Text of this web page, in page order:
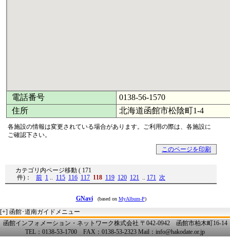
電話番号
0138-56-1570
住所
北海道函館市松陰町1-4
各施設の情報は変更されている場合があります。ご利用の際は、各施設に
ご確認下さい。
このページを印刷
カテゴリ内ページ移動 ( 171
件)： 前 1 .. 115 116 117 118 119 120 121 .. 171 次
GNavi (based on MyAlbum-P)
[+] 函館･道南ガイドメニュー
函館インフォメーション・ネットワーク株式会社 〒042-0942 函館市柏木町16-14
TEL：0138-53-1700 FAX：0138-53-2323 Mail：info@hakodate.or.jp